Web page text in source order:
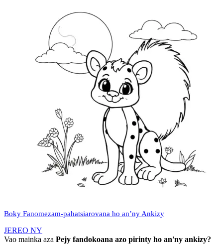
Boky Fanomezam-pahatsiarovana ho an’ny Ankizy
JEREO NY
Vao mainka aza Pejy fandokoana azo pirinty ho an'ny ankizy?